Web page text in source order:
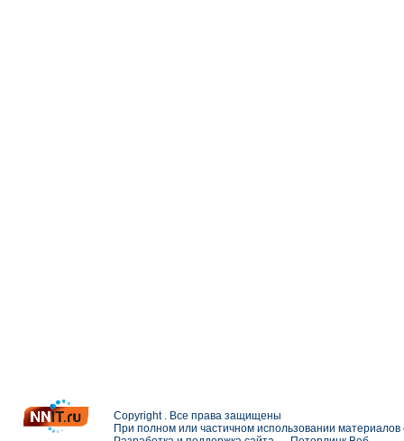
Copyright . Все права защищены
При полном или частичном использовании